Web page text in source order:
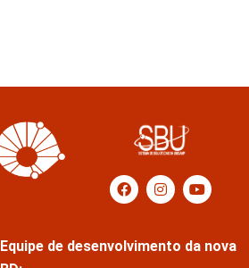
Equipe de desenvolvimento da nova